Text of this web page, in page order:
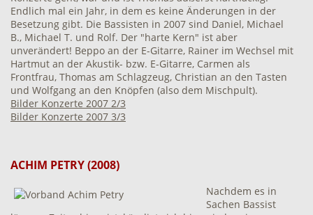
Endlich mal ein Jahr, in dem es keine Änderungen in der
Besetzung gibt. Die Bassisten in 2007 sind Daniel, Michael
B., Michael T. und Rolf. Der "harte Kern" ist aber
unverändert! Beppo an der E-Gitarre, Rainer im Wechsel mit
Hartmut an der Akustik- bzw. E-Gitarre, Carmen als
Frontfrau, Thomas am Schlagzeug, Christian an den Tasten
und Wolfgang an den Knöpfen (also dem Mischpult).
Bilder Konzerte 2007 2/3
Bilder Konzerte 2007 3/3
ACHIM PETRY (2008)
Nachdem es in
Sachen Bassist